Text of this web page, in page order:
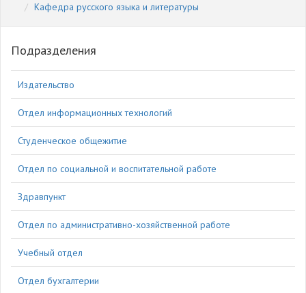
Кафедра русского языка и литературы
Подразделения
Издательство
Отдел информационных технологий
Студенческое общежитие
Отдел по социальной и воспитательной работе
Здравпункт
Отдел по административно-хозяйственной работе
Учебный отдел
Отдел бухгалтерии